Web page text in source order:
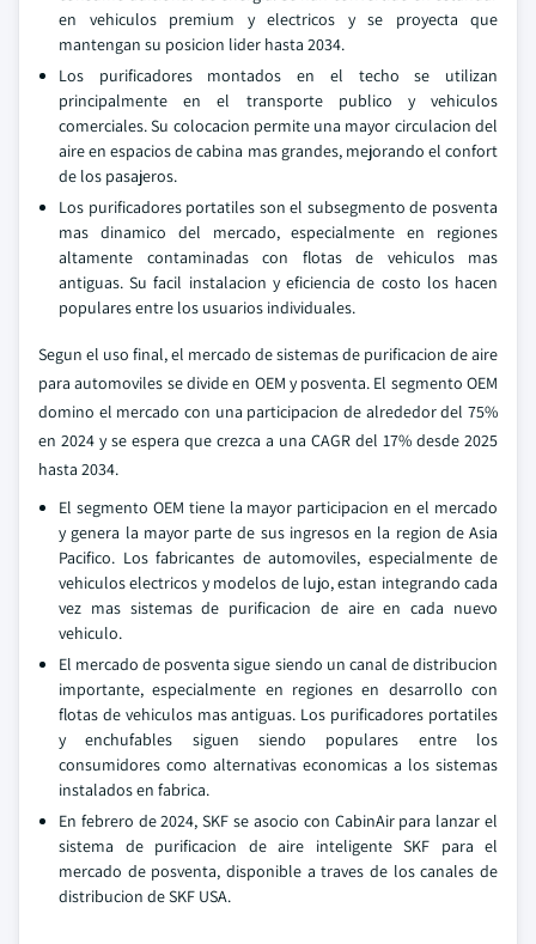
en vehiculos premium y electricos y se proyecta que
mantengan su posicion lider hasta 2034.
Los purificadores montados en el techo se utilizan
principalmente en el transporte publico y vehiculos
comerciales. Su colocacion permite una mayor circulacion del
aire en espacios de cabina mas grandes, mejorando el confort
de los pasajeros.
Los purificadores portatiles son el subsegmento de posventa
mas dinamico del mercado, especialmente en regiones
altamente contaminadas con flotas de vehiculos mas
antiguas. Su facil instalacion y eficiencia de costo los hacen
populares entre los usuarios individuales.
Segun el uso final, el mercado de sistemas de purificacion de aire
para automoviles se divide en OEM y posventa. El segmento OEM
domino el mercado con una participacion de alrededor del 75%
en 2024 y se espera que crezca a una CAGR del 17% desde 2025
hasta 2034.
El segmento OEM tiene la mayor participacion en el mercado
y genera la mayor parte de sus ingresos en la region de Asia
Pacifico. Los fabricantes de automoviles, especialmente de
vehiculos electricos y modelos de lujo, estan integrando cada
vez mas sistemas de purificacion de aire en cada nuevo
vehiculo.
El mercado de posventa sigue siendo un canal de distribucion
importante, especialmente en regiones en desarrollo con
flotas de vehiculos mas antiguas. Los purificadores portatiles
y enchufables siguen siendo populares entre los
consumidores como alternativas economicas a los sistemas
instalados en fabrica.
En febrero de 2024, SKF se asocio con CabinAir para lanzar el
sistema de purificacion de aire inteligente SKF para el
mercado de posventa, disponible a traves de los canales de
distribucion de SKF USA.